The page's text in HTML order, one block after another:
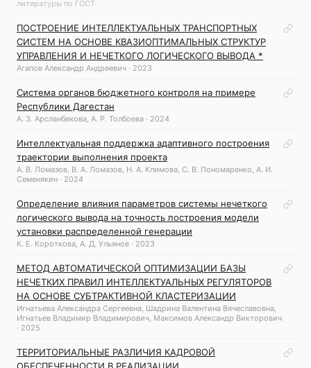
литературы по ГОСТ.
ПОСТРОЕНИЕ ИНТЕЛЛЕКТУАЛЬНЫХ ТРАНСПОРТНЫХ
СИСТЕМ НА ОСНОВЕ КВАЗИОПТИМАЛЬНЫХ СТРУКТУР
УПРАВЛЕНИЯ И НЕЧЕТКОГО ЛОГИЧЕСКОГО ВЫВОДА *
Агапов Александр Андреевич · 2023
Система органов бюджетного контроля на примере
Республики Дагестан
А. З. Арсланбекова, А. Р. Толбоева · 2024
Интеллектуальная поддержка адаптивного построения
траектории выполнения проекта
А. В. Ломазов, В. А. Ломазов, Н. А. Климова, С. В. Пономаренко, А. И.
Семенякин · 2024
Определение влияния параметров системы нечеткого
логического вывода на точность построения модели
установки распределенной генерации
К. Е. Короткова, А. Д. Ульянов · 2023
МЕТОД АВТОМАТИЧЕСКОЙ ОПТИМИЗАЦИИ БАЗЫ
НЕЧЕТКИХ ПРАВИЛ ИНТЕЛЛЕКТУАЛЬНЫХ РЕГУЛЯТОРОВ
НА ОСНОВЕ СУБТРАКТИВНОЙ КЛАСТЕРИЗАЦИИ
Игнатьева Александра Сергеевна, Шадрина Валентина Вячеславовна,
Игнатьев Владимир Владимирович, Максимов Александр Викторович
· 2025
ТЕРРИТОРИАЛЬНЫЕ РАЗЛИЧИЯ КАДРОВОЙ
ОБЕСПЕЧЕННОСТИ В РЕАЛИЗАЦИИ